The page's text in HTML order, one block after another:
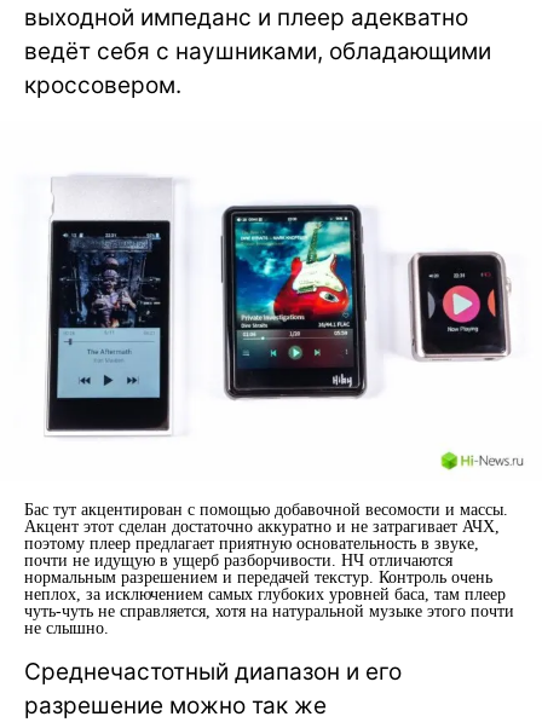
выходной импеданс и плеер адекватно
ведёт себя с наушниками, обладающими
кроссовером.
Бас тут акцентирован с помощью добавочной весомости и массы.
Акцент этот сделан достаточно аккуратно и не затрагивает АЧХ,
поэтому плеер предлагает приятную основательность в звуке,
почти не идущую в ущерб разборчивости. НЧ отличаются
нормальным разрешением и передачей текстур. Контроль очень
неплох, за исключением самых глубоких уровней баса, там плеер
чуть-чуть не справляется, хотя на натуральной музыке этого почти
не слышно.
Среднечастотный диапазон и его
разрешение можно так же